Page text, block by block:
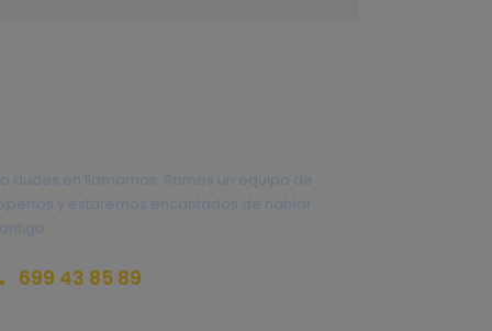
dudes en llamarnos. Somos un equipo de
y estaremos encantados de hablar
699 43 85 89